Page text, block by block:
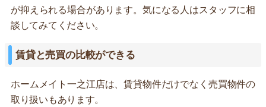
が抑えられる場合があります。気になる人はスタッフに相
談してみてください。
賃貸と売買の比較ができる
ホームメイト一之江店は、賃貸物件だけでなく売買物件の
取り扱いもあります。